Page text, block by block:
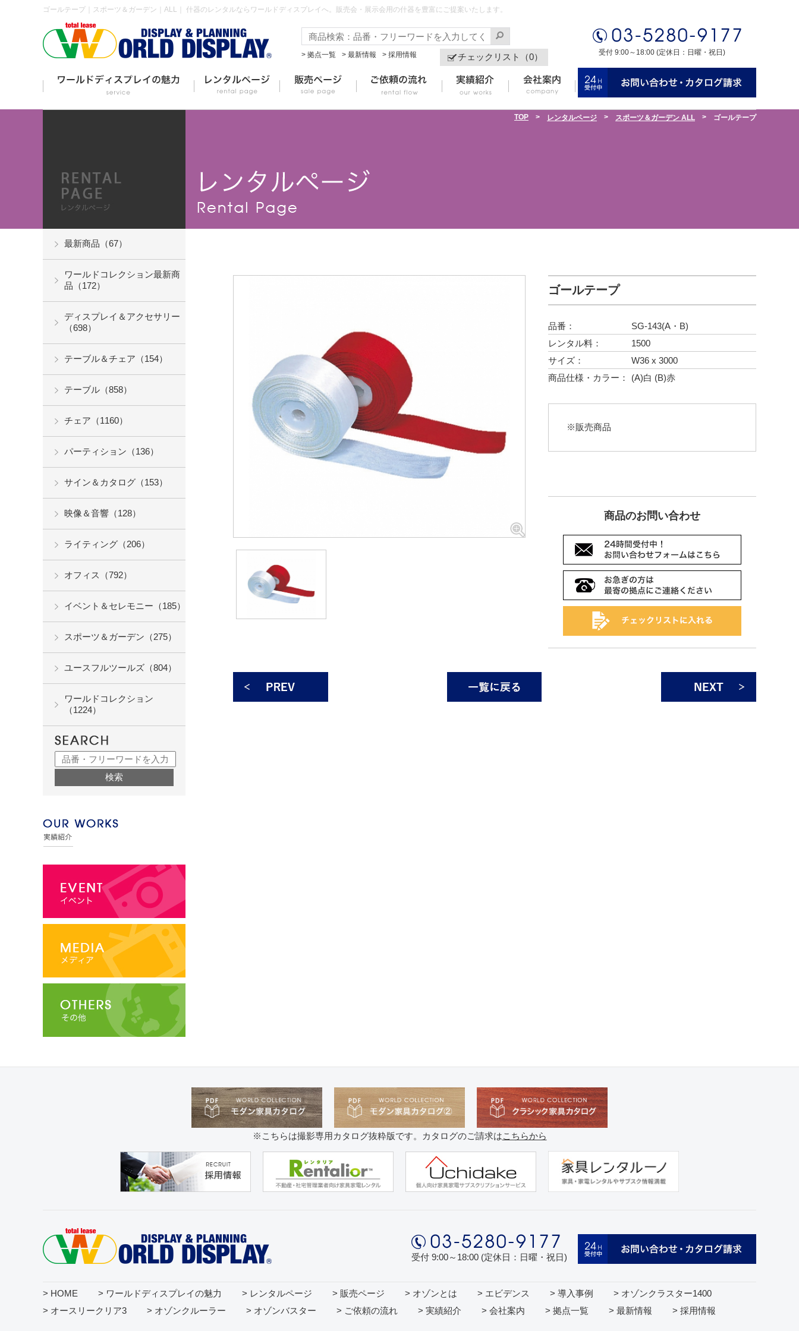
ゴールテープ｜スポーツ＆ガーデン｜ALL｜ 什器のレンタルならワールドディスプレイへ。販売会・展示会用の什器を豊富にご提案いたします。
> 拠点一覧 > 最新情報 > 採用情報 チェックリスト（0） 受付 9:00～18:00 (定休日：日曜・祝日)
TOP > レンタルページ > スポーツ＆ガーデン ALL > ゴールテープ
ゴールテープ
品番：
SG-143(A・B)
レンタル料：
1500
サイズ：
W36 x 3000
商品仕様・カラー：
(A)白 (B)赤
※販売商品
商品のお問い合わせ
最新商品（67）
ワールドコレクション最新商
品（172）
ディスプレイ＆アクセサリー
（698）
テーブル＆チェア（154）
テーブル（858）
チェア（1160）
パーティション（136）
サイン＆カタログ（153）
映像＆音響（128）
ライティング（206）
オフィス（792）
イベント＆セレモニー（185）
スポーツ＆ガーデン（275）
ユースフルツールズ（804）
ワールドコレクション
（1224）
※こちらは撮影専用カタログ抜粋版です。カタログのご請求はこちらから
受付 9:00～18:00 (定休日：日曜・祝日)
> HOME > ワールドディスプレイの魅力 > レンタルページ > 販売ページ > オゾンとは > エビデンス > 導入事例
> オゾンクラスター1400
> オースリークリア3
> オゾンクルーラー > オゾンバスター > ご依頼の流れ > 実績紹介 > 会社案内 > 拠点一覧 > 最新情報 > 採用情報